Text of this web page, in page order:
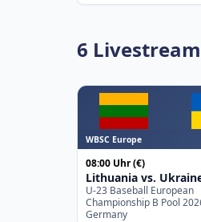
6
WBSC Europe
08:00 Uhr(€)
Lithuania vs.
U-23 Baseball European
Championship B Pool
Germany